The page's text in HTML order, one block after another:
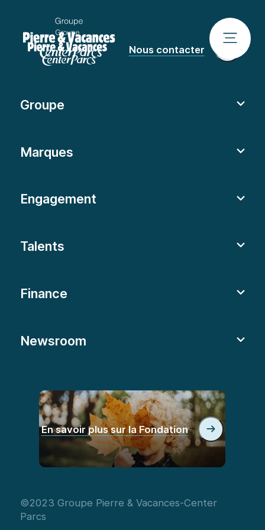
Nous contacter
Groupe
Marques
Engagement
Talents
Finance
Newsroom
En savoir plus sur la Fondation
©2023 Groupe Pierre & Vacances-Center
Parcs